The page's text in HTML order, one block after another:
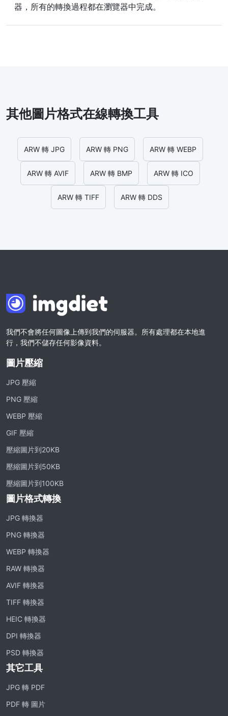
器，所有的轉換過程都在瀏覽器中完成。
其他圖片格式在線轉換工具
ARW 轉 JPG ARW 轉 PNG ARW 轉 WEBP
ARW 轉 AVIF ARW 轉 BMP ARW 轉 ICO
ARW 轉 TIFF ARW 轉 DDS
我們不會將任何圖像上傳到我們的伺服器。所有處理都在本地進
行，我們不儲存任何影像資料。
圖片壓縮
JPG 壓縮
PNG 壓縮
WEBP 壓縮
GIF 壓縮
壓縮圖片到20KB
壓縮圖片到50KB
壓縮圖片到100KB
圖片格式轉換
JPG 轉換器
PNG 轉換器
WEBP 轉換器
RAW 轉換器
AVIF 轉換器
TIFF 轉換器
HEIC 轉換器
DPI 轉換器
PSD 轉換器
其它工具
JPG 轉 PDF
PDF 轉 圖片